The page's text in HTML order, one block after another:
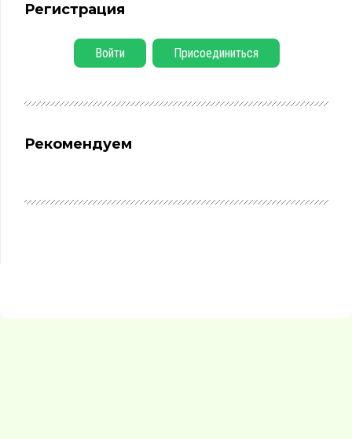
Регистрация
Войти Присоединиться
Рекомендуем